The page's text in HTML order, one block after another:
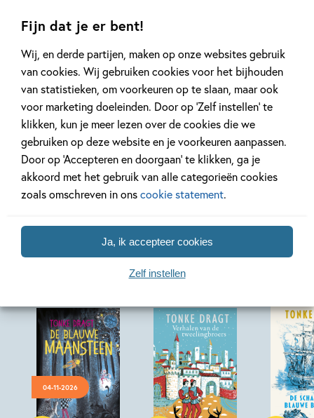
Fijn dat je er bent!
Wij, en derde partijen, maken op onze websites gebruik
van cookies. Wij gebruiken cookies voor het bijhouden
van statistieken, om voorkeuren op te slaan, maar ook
voor marketing doeleinden. Door op ‘Zelf instellen’ te
klikken, kun je meer lezen over de cookies die we
gebruiken op deze website en je voorkeuren aanpassen.
Door op ‘Accepteren en doorgaan’ te klikken, ga je
akkoord met het gebruik van alle categorieën cookies
zoals omschreven in onscookie statement.
Ja, ik accepteer cookies
Zelf instellen
puzzel!
Lees meer Lees meer
Bekijk alle artikelen
Meer van deze auteur
04-11-2026
Hardcover Gebonden